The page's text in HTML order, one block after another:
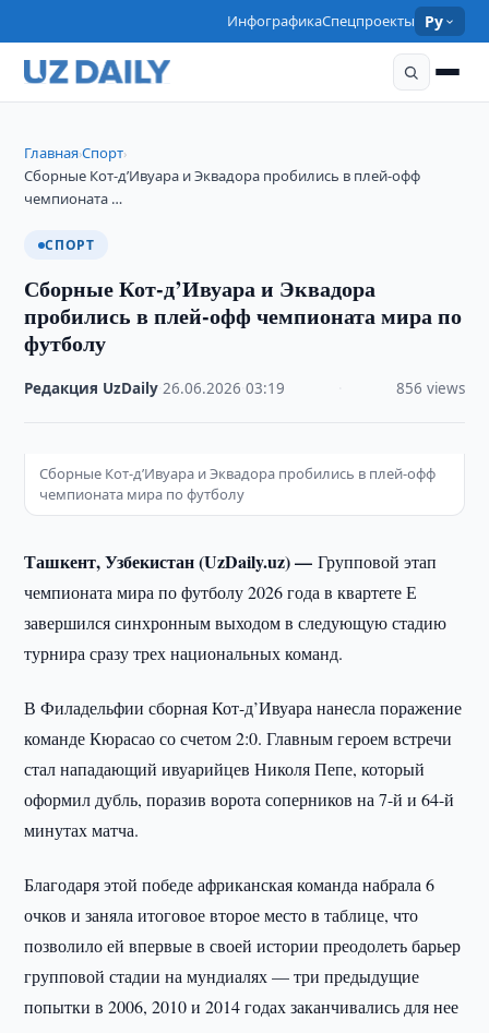
ИнфографикаСпецпроекты Ру
Главная›Спорт›
Сборные Кот-д’Ивуара и Эквадора пробились в плей-офф
чемпионата …
СПОРТ
Сборные Кот-д’Ивуара и Эквадора
пробились в плей-офф чемпионата мира по
футболу
Редакция UzDaily ·26.06.2026 ·03:19 856 views
Сборные Кот-д’Ивуара и Эквадора пробились в плей-офф
чемпионата мира по футболу
Ташкент, Узбекистан (UzDaily.uz) —Групповой этап
чемпионата мира по футболу 2026 года в квартете Е
завершился синхронным выходом в следующую стадию
турнира сразу трех национальных команд.
В Филадельфии сборная Кот-д’Ивуара нанесла поражение
команде Кюрасао со счетом 2:0. Главным героем встречи
стал нападающий ивуарийцев Николя Пепе, который
оформил дубль, поразив ворота соперников на 7-й и 64-й
минутах матча.
Благодаря этой победе африканская команда набрала 6
очков и заняла итоговое второе место в таблице, что
позволило ей впервые в своей истории преодолеть барьер
групповой стадии на мундиалях — три предыдущие
попытки в 2006, 2010 и 2014 годах заканчивались для нее